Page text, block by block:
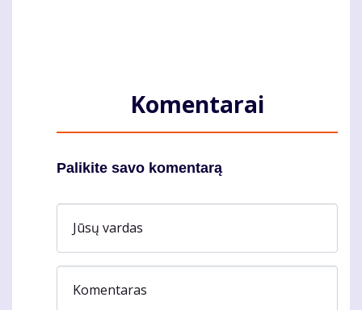
Komentarai
Palikite savo komentarą
Jūsų vardas
Komentaras